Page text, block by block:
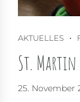
AKTUELLES
St. Martin
25. November